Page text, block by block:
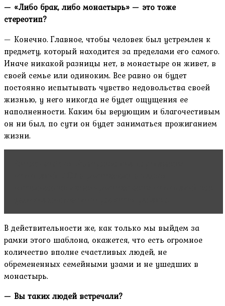
— «Либо брак, либо монастырь» — это тоже
стереотип?
— Конечно. Главное, чтобы человек был устремлен к
предмету, который находится за пределами его самого.
Иначе никакой разницы нет, в монастыре он живет, в
своей семье или одиноким. Все равно он будет
постоянно испытывать чувство недовольства своей
жизнью, у него никогда не будет ощущения ее
наполненности. Каким бы верующим и благочестивым
он ни был, по сути он будет заниматься прожиганием
жизни.
В действительности же, как только мы выйдем за
рамки этого шаблона, окажется, что есть огромное
количество вполне счастливых людей, не
обремененных семейными узами и не ушедших в
монастырь.
— Вы таких людей встречали?